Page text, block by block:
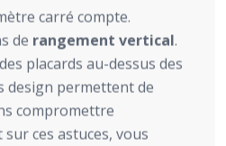
carré compte.
de rangement vertical.
placards au-dessus des
design permettent de
compromettre
sur ces astuces, vous